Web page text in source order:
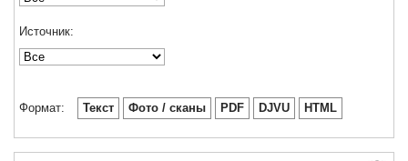
Источник:
Формат: Текст Фото / сканы PDF DJVU HTML